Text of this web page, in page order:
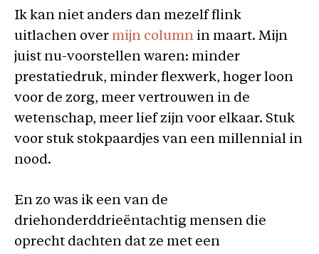
Ik kan niet anders dan mezelf flink
uitlachen over mijn column in maart. Mijn
juist nu-voorstellen waren: minder
prestatiedruk, minder flexwerk, hoger loon
voor de zorg, meer vertrouwen in de
wetenschap, meer lief zijn voor elkaar. Stuk
voor stuk stokpaardjes van een millennial in
nood.
En zo was ik een van de
driehonderddrieëntachtig mensen die
oprecht dachten dat ze met een